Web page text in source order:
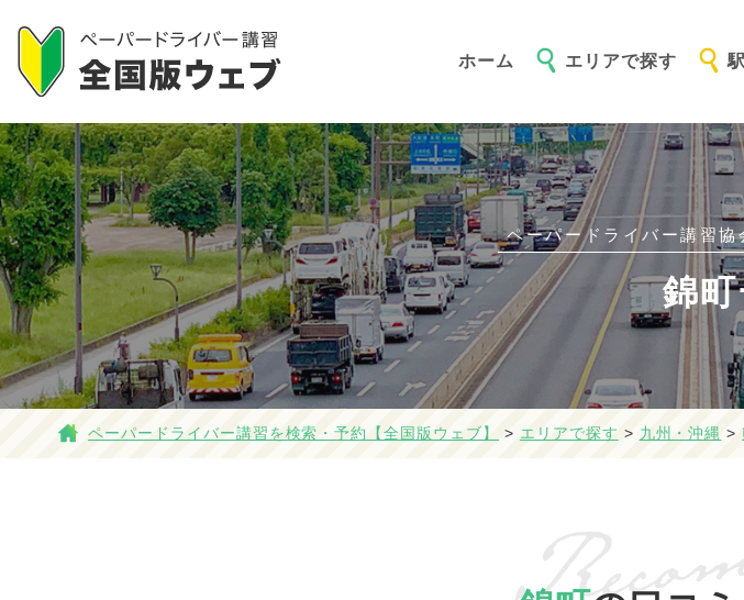
ホーム エリアで探す
ペーパードライバー講習協
錦
ペーパードライバー講習を検索・予約【全国版ウェブ】 > エリアで探す > 九州・沖縄 >